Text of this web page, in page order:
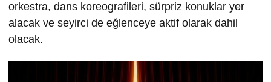
orkestra, dans koreografileri, sürpriz konuklar yer
alacak ve seyirci de eğlenceye aktif olarak dahil
olacak.